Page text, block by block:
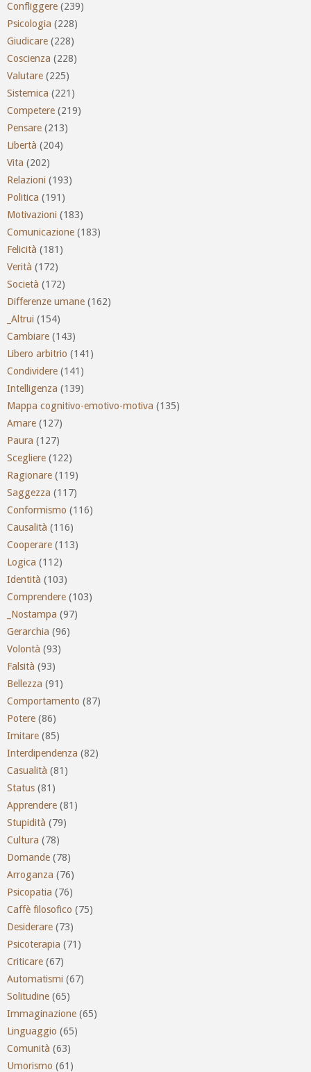
Confliggere (239)
Psicologia (228)
Giudicare (228)
Coscienza (228)
Valutare (225)
Sistemica (221)
Competere (219)
Pensare (213)
Libertà (204)
Vita (202)
Relazioni (193)
Politica (191)
Motivazioni (183)
Comunicazione (183)
Felicità (181)
Verità (172)
Società (172)
Differenze umane (162)
_Altrui (154)
Cambiare (143)
Libero arbitrio (141)
Condividere (141)
Intelligenza (139)
Mappa cognitivo-emotivo-motiva (135)
Amare (127)
Paura (127)
Scegliere (122)
Ragionare (119)
Saggezza (117)
Conformismo (116)
Causalità (116)
Cooperare (113)
Logica (112)
Identità (103)
Comprendere (103)
_Nostampa (97)
Gerarchia (96)
Volontà (93)
Falsità (93)
Bellezza (91)
Comportamento (87)
Potere (86)
Imitare (85)
Interdipendenza (82)
Casualità (81)
Status (81)
Apprendere (81)
Stupidità (79)
Cultura (78)
Domande (78)
Arroganza (76)
Psicopatia (76)
Caffè filosofico (75)
Desiderare (73)
Psicoterapia (71)
Criticare (67)
Automatismi (67)
Solitudine (65)
Immaginazione (65)
Linguaggio (65)
Comunità (63)
Umorismo (61)